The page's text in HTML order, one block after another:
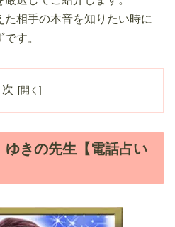
相手の本音を知りたい時に
す。
次
ゆきの先生【電話占い